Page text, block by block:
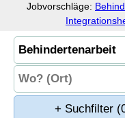
Jobvorschläge:
+ Suchfilter